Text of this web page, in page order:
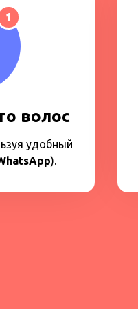
1
волос
удобный
).